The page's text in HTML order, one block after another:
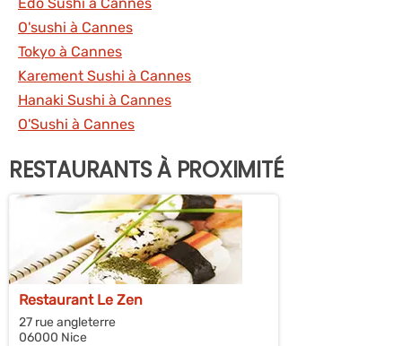
O'sushi à Cannes
Tokyo à Cannes
Karement Sushi à Cannes
Hanaki Sushi à Cannes
O'Sushi à Cannes
RESTAURANTS À PROXIMITÉ
Restaurant Le Zen
27 rue angleterre
06000 Nice